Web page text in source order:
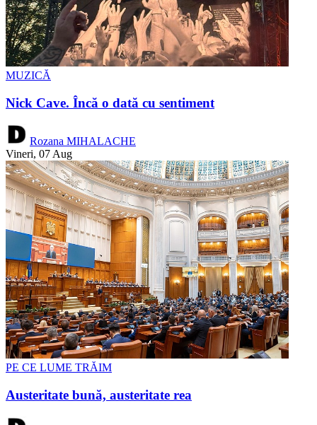
MUZICĂ
Nick Cave. Încă o dată cu sentiment
Rozana MIHALACHE
Vineri, 07 Aug
PE CE LUME TRĂIM
Austeritate bună, austeritate rea